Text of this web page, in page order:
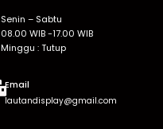
Senin – Sabtu
08.00 WIB -17.00 WIB
Minggu : Tutup
Email
lautandisplay@gmail.com